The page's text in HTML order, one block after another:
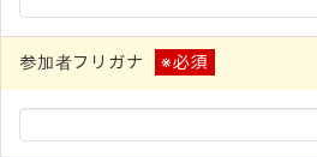
参加者フリガナ ※必須